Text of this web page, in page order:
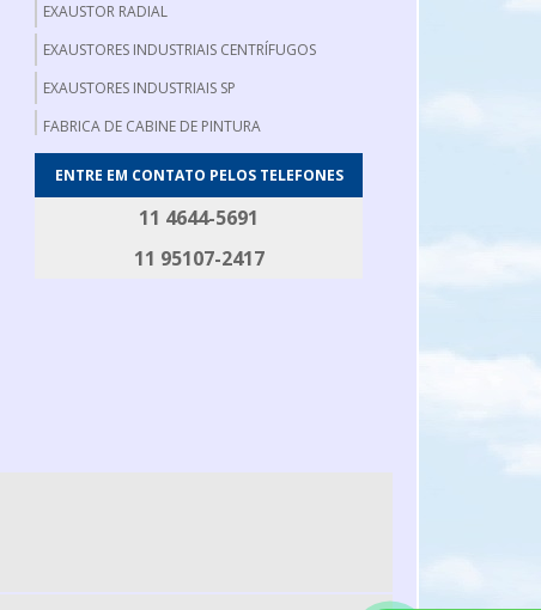
EXAUSTOR RADIAL
EXAUSTORES INDUSTRIAIS CENTRÍFUGOS
EXAUSTORES INDUSTRIAIS SP
FABRICA DE CABINE DE PINTURA
FABRICANTE DE EXAUSTOR AXIAL
ENTRE EM CONTATO PELOS TELEFONES
11 4644-5691
11 95107-2417